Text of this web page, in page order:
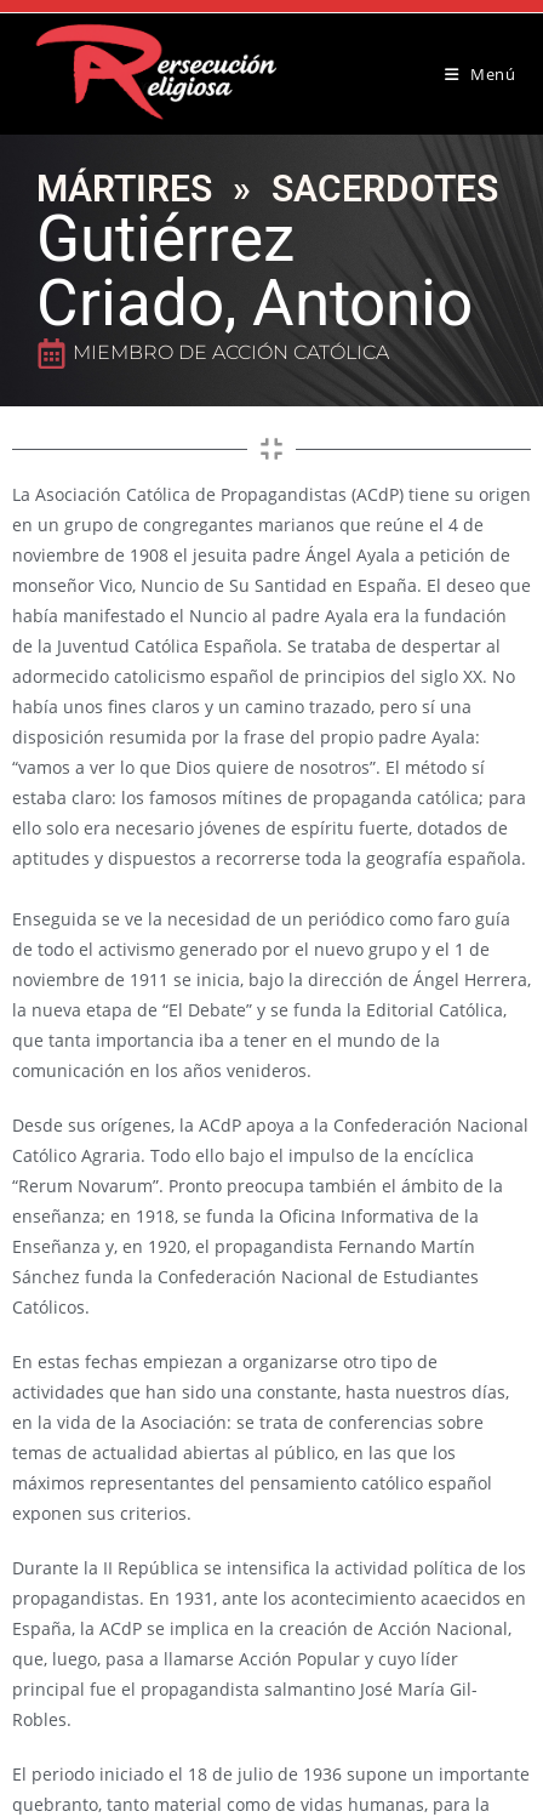
Menú
MÁRTIRES » SACERDOTES
Gutiérrez
Criado, Antonio
MIEMBRO DE ACCIÓN CATÓLICA
La Asociación Católica de Propagandistas (ACdP) tiene su origen
en un grupo de congregantes marianos que reúne el 4 de
noviembre de 1908 el jesuita padre Ángel Ayala a petición de
monseñor Vico, Nuncio de Su Santidad en España. El deseo que
había manifestado el Nuncio al padre Ayala era la fundación
de la Juventud Católica Española. Se trataba de despertar al
adormecido catolicismo español de principios del siglo XX. No
había unos fines claros y un camino trazado, pero sí una
disposición resumida por la frase del propio padre Ayala:
“vamos a ver lo que Dios quiere de nosotros”. El método sí
estaba claro: los famosos mítines de propaganda católica; para
ello solo era necesario jóvenes de espíritu fuerte, dotados de
aptitudes y dispuestos a recorrerse toda la geografía española.
Enseguida se ve la necesidad de un periódico como faro guía
de todo el activismo generado por el nuevo grupo y el 1 de
noviembre de 1911 se inicia, bajo la dirección de Ángel Herrera,
la nueva etapa de “El Debate” y se funda la Editorial Católica,
que tanta importancia iba a tener en el mundo de la
comunicación en los años venideros.
Desde sus orígenes, la ACdP apoya a la Confederación Nacional
Católico Agraria. Todo ello bajo el impulso de la encíclica
“Rerum Novarum”. Pronto preocupa también el ámbito de la
enseñanza; en 1918, se funda la Oficina Informativa de la
Enseñanza y, en 1920, el propagandista Fernando Martín
Sánchez funda la Confederación Nacional de Estudiantes
Católicos.
En estas fechas empiezan a organizarse otro tipo de
actividades que han sido una constante, hasta nuestros días,
en la vida de la Asociación: se trata de conferencias sobre
temas de actualidad abiertas al público, en las que los
máximos representantes del pensamiento católico español
exponen sus criterios.
Durante la II República se intensifica la actividad política de los
propagandistas. En 1931, ante los acontecimiento acaecidos en
España, la ACdP se implica en la creación de Acción Nacional,
que, luego, pasa a llamarse Acción Popular y cuyo líder
principal fue el propagandista salmantino José María Gil-
Robles.
El periodo iniciado el 18 de julio de 1936 supone un importante
quebranto, tanto material como de vidas humanas, para la